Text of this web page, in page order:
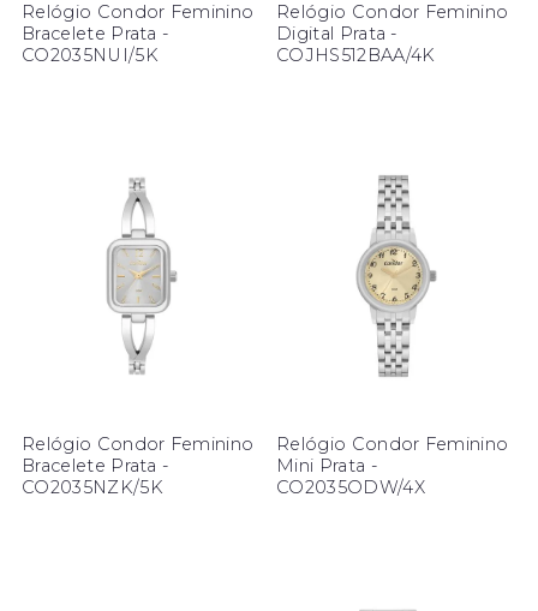
Relógio Condor Feminino
Bracelete Prata -
CO2035NUI/5K
Relógio Condor Feminino
Digital Prata -
COJHS512BAA/4K
Relógio Condor Feminino
Bracelete Prata -
CO2035NZK/5K
Relógio Condor Feminino
Mini Prata -
CO2035ODW/4X